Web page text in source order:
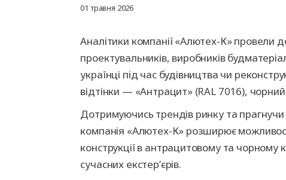
Калькулятор продукції
Калькулятор продукції
АЛЮТЕХ
Калькулятор продукції
01 травня 2026
Аналітики компанії «Алютех-К» провели
проектувальників, виробників
українці під час будівництва чи
відтінки — «Антрацит» (RAL 7016),
Дотримуючись трендів ринку та
компанія «Алютех-К» розширює
конструкції в антрацитовому та
сучасних екстер’єрів.